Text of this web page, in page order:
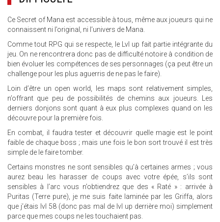
Ce Secret of Mana est accessible à tous, même aux joueurs qui ne
connaissent ni l’original, ni l’univers de Mana.
Comme tout RPG qui se respecte, le Lvl up fait partie intégrante du
jeu. On ne rencontrera donc pas de difficulté notoire à condition de
bien évoluer les compétences de ses personnages (ça peut être un
challenge pour les plus aguerris de ne pas le faire).
Loin d’être un open world, les maps sont relativement simples,
n’offrant que peu de possibilités de chemins aux joueurs. Les
derniers donjons sont quant à eux plus complexes quand on les
découvre pour la première fois.
En combat, il faudra tester et découvrir quelle magie est le point
faible de chaque boss ; mais une fois le bon sort trouvé il est très
simple de le faire tomber.
Certains monstres ne sont sensibles qu’à certaines armes ; vous
aurez beau les harasser de coups avec votre épée, s’ils sont
sensibles à l’arc vous n’obtiendrez que des « Raté » : arrivée à
Puritas (Terre pure), je me suis faite laminée par les Griffa, alors
que j’étais lvl 58 (donc pas mal de lvl up derrière moi) simplement
parce que mes coups ne les touchaient pas.